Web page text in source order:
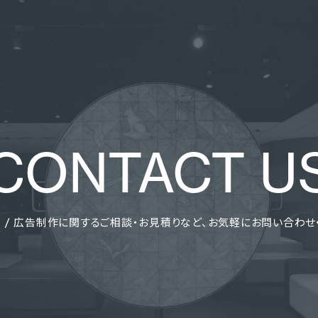
/ 広告制作に関するご相談・お見積りなど、 お気軽にお問い合わせ